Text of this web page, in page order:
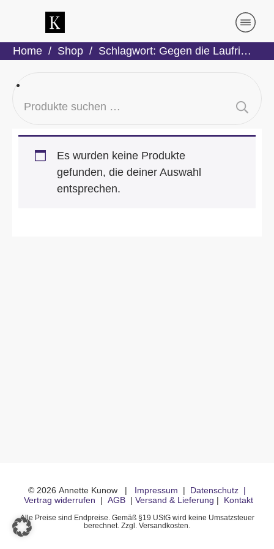
Home / Shop / Schlagwort: Gegen die Laufrichtung
Suchen
Es wurden keine Produkte
gefunden, die deiner Auswahl
entsprechen.
© 2026 Annette Kunow | Impressum | Datenschutz |
Vertrag widerrufen | AGB| Versand & Lieferung | Kontakt
Alle Preise sind Endpreise. Gemäß §19 UStG wird keine Umsatzsteuer
berechnet. Zzgl. Versandkosten.